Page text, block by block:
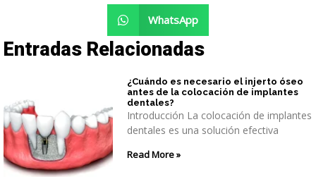
WhatsApp
Entradas Relacionadas
¿Cuándo es necesario el injerto óseo
antes de la colocación de implantes
dentales?
Introducción La colocación de implantes
dentales es una solución efectiva
Read More »